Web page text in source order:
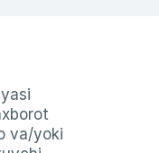
va/yoki